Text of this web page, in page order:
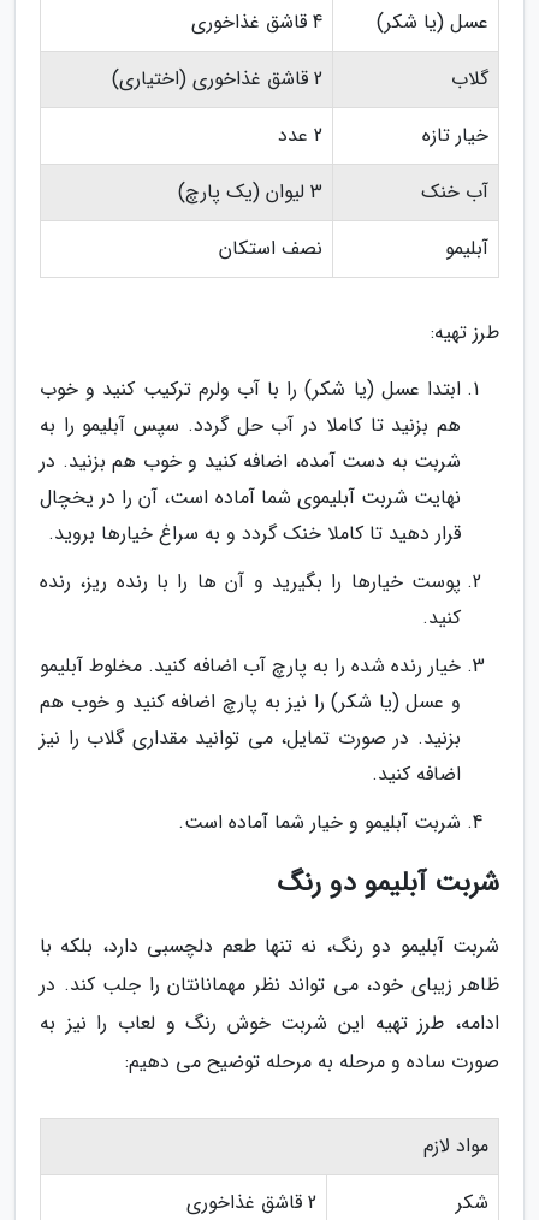
عسل (یا شکر)
4 قاشق غذاخوری
گلاب
2 قاشق غذاخوری (اختیاری)
خیار تازه
2 عدد
آب خنک
3 لیوان (یک پارچ)
آبلیمو
نصف استکان
طرز تهیه:
ابتدا عسل (یا شکر) را با آب ولرم ترکیب کنید و خوب
هم بزنید تا کاملا در آب حل گردد. سپس آبلیمو را به
شربت به دست آمده، اضافه کنید و خوب هم بزنید. در
نهایت شربت آبلیموی شما آماده است، آن را در یخچال
قرار دهید تا کاملا خنک گردد و به سراغ خیارها بروید.
پوست خیارها را بگیرید و آن ها را با رنده ریز، رنده
کنید.
خیار رنده شده را به پارچ آب اضافه کنید. مخلوط آبلیمو
و عسل (یا شکر) را نیز به پارچ اضافه کنید و خوب هم
بزنید. در صورت تمایل، می توانید مقداری گلاب را نیز
اضافه کنید.
شربت آبلیمو و خیار شما آماده است.
شربت آبلیمو دو رنگ
شربت آبلیمو دو رنگ، نه تنها طعم دلچسبی دارد، بلکه با
ظاهر زیبای خود، می تواند نظر مهمانانتان را جلب کند. در
ادامه، طرز تهیه این شربت خوش رنگ و لعاب را نیز به
صورت ساده و مرحله به مرحله توضیح می دهیم:
مواد لازم
شکر
2 قاشق غذاخوری